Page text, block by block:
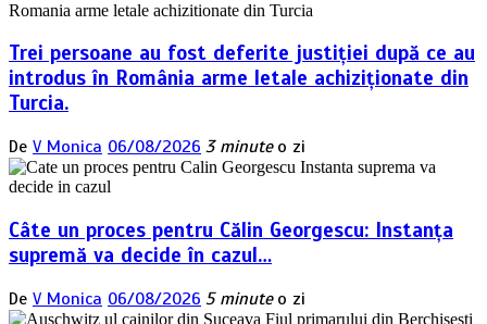
Trei persoane au fost deferite justiției după ce au
introdus în România arme letale achiziționate din
Turcia.
De V Monica 06/08/2026 3 minute o zi
Câte un proces pentru Călin Georgescu: Instanța
supremă va decide în cazul…
De V Monica 06/08/2026 5 minute o zi